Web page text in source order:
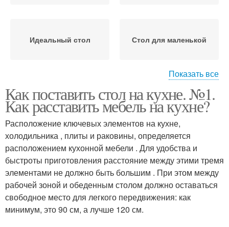
Идеальный стол Стол для маленькой
Полукруглый стол Стол на кухню
Откидной стол Стол к стене
Показать все
Как поставить стол на кухне. №1.
Как расставить мебель на кухне?
Расположение ключевых элементов на кухне,
холодильника , плиты и раковины, определяется
расположением кухонной мебели . Для удобства и
быстроты приготовления расстояние между этими тремя
элементами не должно быть большим . При этом между
рабочей зоной и обеденным столом должно оставаться
свободное место для легкого передвижения: как
минимум, это 90 см, а лучше 120 см.